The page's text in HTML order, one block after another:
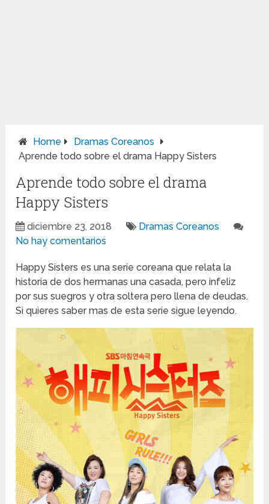
Home
Dramas Coreanos
Aprende todo sobre el drama Happy Sisters
Aprende todo sobre el drama
Happy Sisters
diciembre 23, 2018
Dramas Coreanos
No hay comentarios
Happy Sisters es una serie coreana que relata la
historia de dos hermanas una casada, pero infeliz
por sus suegros y otra soltera pero llena de deudas.
Si quieres saber mas de esta serie sigue leyendo.